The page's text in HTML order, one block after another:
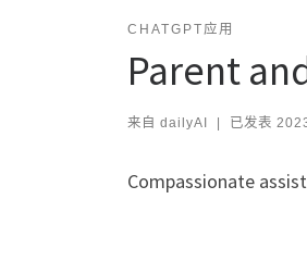
CHATGPT应用
Parent
来自 dailyAI 已发表
Compassionate